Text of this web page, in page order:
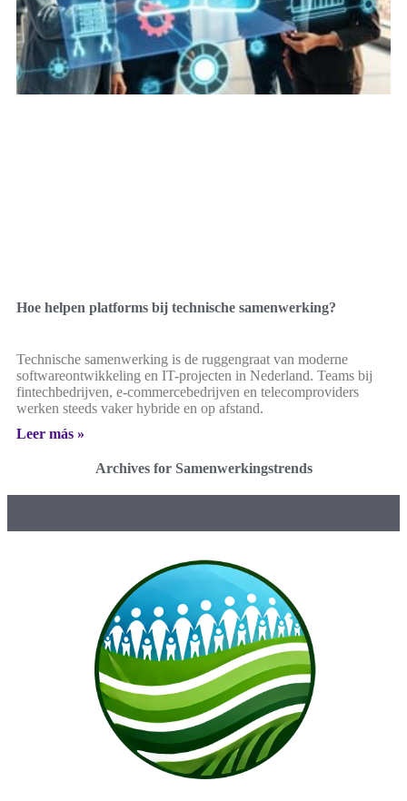
Hoe helpen platforms bij technische samenwerking?
Technische samenwerking is de ruggengraat van moderne
softwareontwikkeling en IT-projecten in Nederland. Teams bij
fintechbedrijven, e-commercebedrijven en telecomproviders
werken steeds vaker hybride en op afstand.
Leer más »
Archives for Samenwerkingstrends